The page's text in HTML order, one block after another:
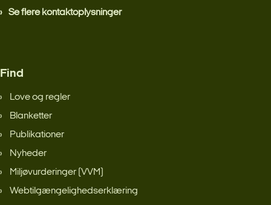
Se flere kontaktoplysninger
Find
Love og regler
Blanketter
Publikationer
Nyheder
Miljøvurderinger (VVM)
Webtilgængelighedserklæring